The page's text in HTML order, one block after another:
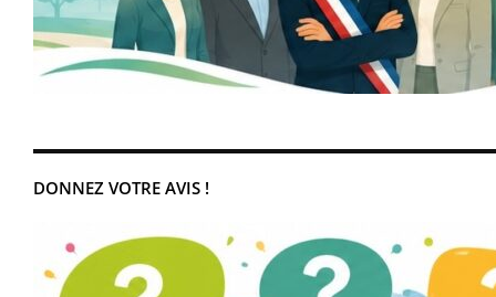
DONNEZ VOTRE AVIS !